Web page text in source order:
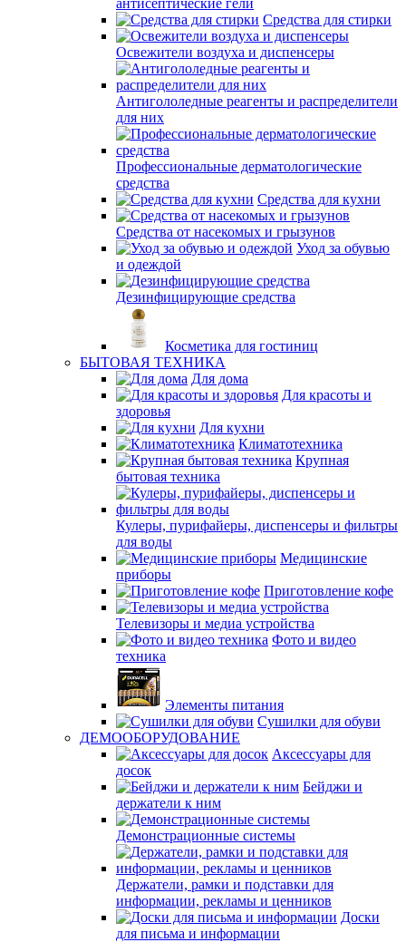
антисептические гели
Средства для стирки
Освежители воздуха и диспенсеры
Антигололедные реагенты и распределители
для них
Профессиональные дерматологические
средства
Средства для кухни
Средства от насекомых и грызунов
Уход за обувью
и одеждой
Дезинфицирующие средства
Косметика для гостиниц
БЫТОВАЯ ТЕХНИКА
Для дома
Для красоты и
здоровья
Для кухни
Климатотехника
Крупная
бытовая техника
Кулеры, пурифайеры, диспенсеры и фильтры
для воды
Медицинские
приборы
Приготовление кофе
Телевизоры и медиа устройства
Фото и видео
техника
Элементы питания
Сушилки для обуви
ДЕМООБОРУДОВАНИЕ
Аксессуары для
досок
Бейджи и
держатели к ним
Демонстрационные системы
Держатели, рамки и подставки для
информации, рекламы и ценников
Доски
для письма и информации